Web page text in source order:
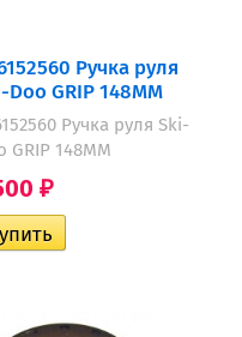
Ручка руля
Doo GRIP 148MM
Ручка руля Ski-
GRIP 148MM
₽